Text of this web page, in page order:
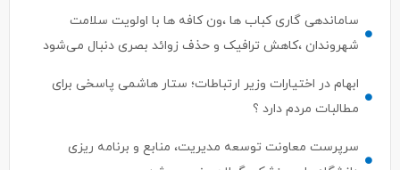
شهروندان ،کاهش ترافیک و حذف زوائد بصری دنبال می‌شود
ابهام در اختیارات وزیر ارتباطات؛ ستار هاشمی پاسخی برای
سرپرست معاونت توسعه مدیریت، منابع و برنامه ریزی